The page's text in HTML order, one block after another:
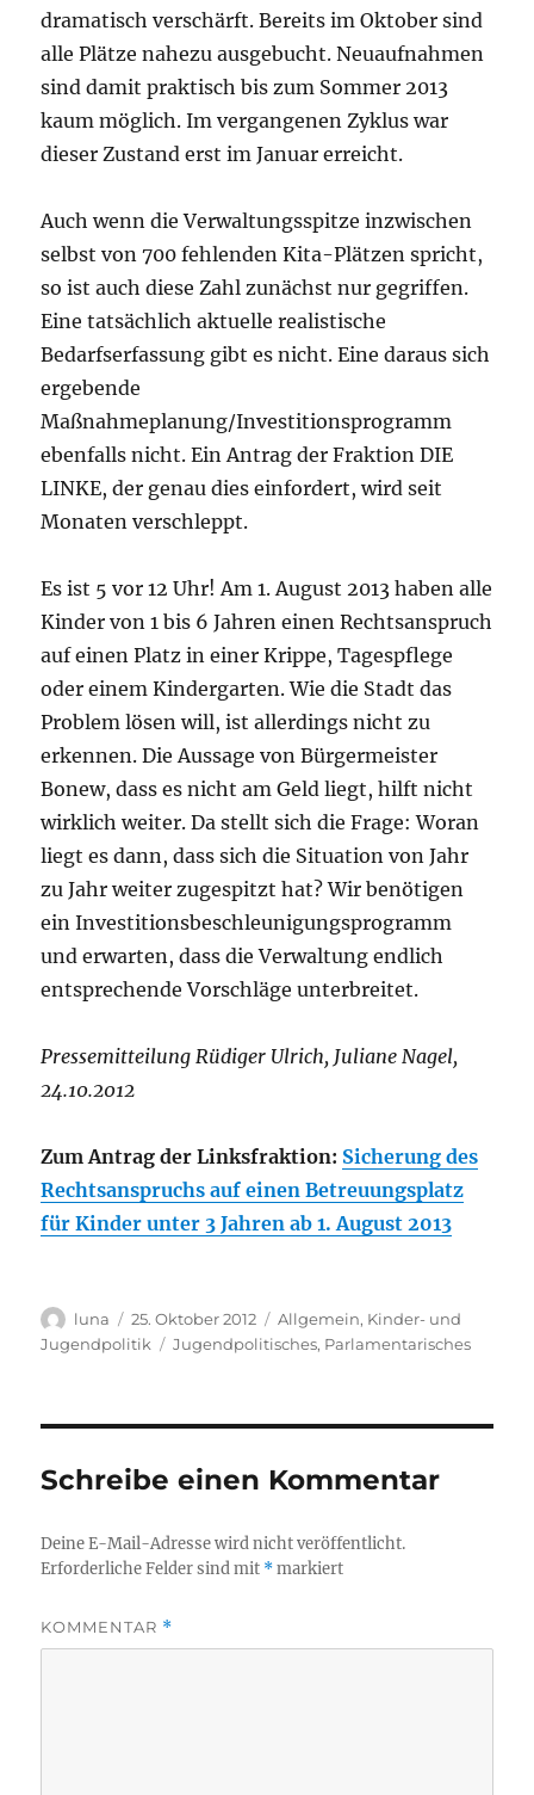
dramatisch verschärft. Bereits im Oktober sind
alle Plätze nahezu ausgebucht. Neuaufnahmen
sind damit praktisch bis zum Sommer 2013
kaum möglich. Im vergangenen Zyklus war
dieser Zustand erst im Januar erreicht.
Auch wenn die Verwaltungsspitze inzwischen
selbst von 700 fehlenden Kita-Plätzen spricht,
so ist auch diese Zahl zunächst nur gegriffen.
Eine tatsächlich aktuelle realistische
Bedarfserfassung gibt es nicht. Eine daraus sich
ergebende
Maßnahmeplanung/Investitionsprogramm
ebenfalls nicht. Ein Antrag der Fraktion DIE
LINKE, der genau dies einfordert, wird seit
Monaten verschleppt.
Es ist 5 vor 12 Uhr! Am 1. August 2013 haben alle
Kinder von 1 bis 6 Jahren einen Rechtsanspruch
auf einen Platz in einer Krippe, Tagespflege
oder einem Kindergarten. Wie die Stadt das
Problem lösen will, ist allerdings nicht zu
erkennen. Die Aussage von Bürgermeister
Bonew, dass es nicht am Geld liegt, hilft nicht
wirklich weiter. Da stellt sich die Frage: Woran
liegt es dann, dass sich die Situation von Jahr
zu Jahr weiter zugespitzt hat? Wir benötigen
ein Investitionsbeschleunigungsprogramm
und erwarten, dass die Verwaltung endlich
entsprechende Vorschläge unterbreitet.
Pressemitteilung Rüdiger Ulrich, Juliane Nagel,
24.10.2012
Zum Antrag der Linksfraktion: Sicherung des
Rechtsanspruchs auf einen Betreuungsplatz
für Kinder unter 3 Jahren ab 1. August 2013
Autor
luna
Veröffentlicht
am
25. Oktober 2012 Kategorien
Allgemein, Kinder- und
Jugendpolitik
Schlagwörter
Jugendpolitisches, Parlamentarisches
Schreibe einen Kommentar
Deine E-Mail-Adresse wird nicht veröffentlicht.
Erforderliche Felder sind mit *markiert
KOMMENTAR *